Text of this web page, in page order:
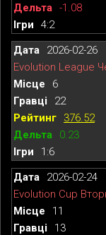
-1.08
4:2
2026-02-26
Evolution League
6
22
376.52
0.23
1:6
2026-02-24
Evolution Cup
11
13